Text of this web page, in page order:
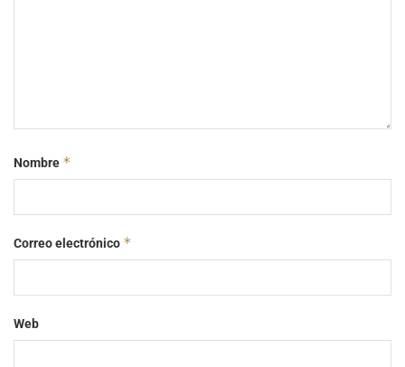
Nombre *
Correo electrónico *
Web